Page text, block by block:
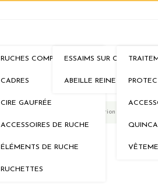
RUCHES
RUCHES COMPLÈTES
CADRES
CIRE GAUFRÉE
ACCESSOIRES DE RUCHE
ÉLÉMENTS DE RUCHE
RUCHETTES
ESSAIMS
ESSAIMS SUR CADRES
ABEILLE REINE
AU
Miel Acacia 250g de notre production